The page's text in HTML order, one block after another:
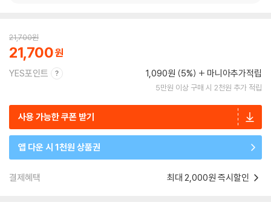
21,700원
21,700
YES포인트 1,090원 (5%) 마니아추가적립
5만원 이상 구매 시 2천원 추가 적립
사용 가능한 쿠폰 받기
앱 다운 시 1천원 상품권
결제혜택 최대 2,000원 즉시할인